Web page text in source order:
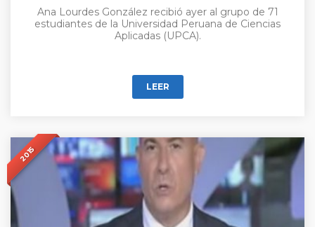
Ana Lourdes González recibió ayer al grupo de 71
estudiantes de la Universidad Peruana de Ciencias
Aplicadas (UPCA).
LEER
2015